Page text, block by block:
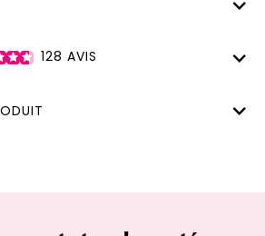
128 AVIS